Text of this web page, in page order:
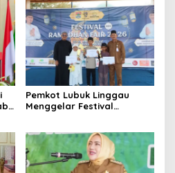
Pemkot Lubuk Linggau
Menggelar Festival
Religius